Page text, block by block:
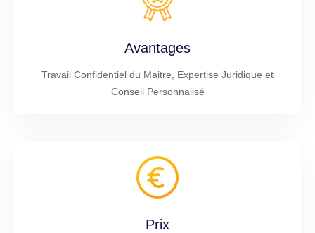
Avantages
Travail Confidentiel du Maitre, Expertise Juridique et
Conseil Personnalisé
Prix